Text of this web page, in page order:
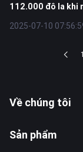
112.000 đô la khi
2025-07-10
1
Về chúng tôi
Sản phẩm